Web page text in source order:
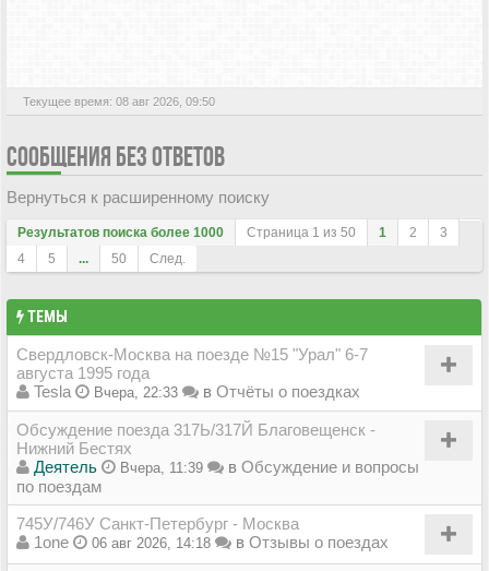
Текущее время: 08 авг 2026, 09:50
СООБЩЕНИЯ БЕЗ ОТВЕТОВ
Вернуться к расширенному поиску
Результатов поиска более 1000 Страница 1 из 50 1 2
3
4
5 ... 50 След.
ТЕМЫ
Свердловск-Москва на поезде №15 "Урал" 6-7
августа 1995 года
Tesla
Вчера, 22:33 в Отчёты о поездках
Обсуждение поезда 317Ь/317Й Благовещенск -
Нижний Бестях
Деятель
Вчера, 11:39 в Обсуждение и вопросы
по поездам
745У/746У Санкт-Петербург - Москва
1one
06 авг 2026, 14:18 в Отзывы о поездах